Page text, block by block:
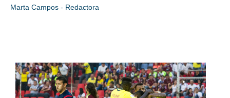
Marta Campos - Redactora